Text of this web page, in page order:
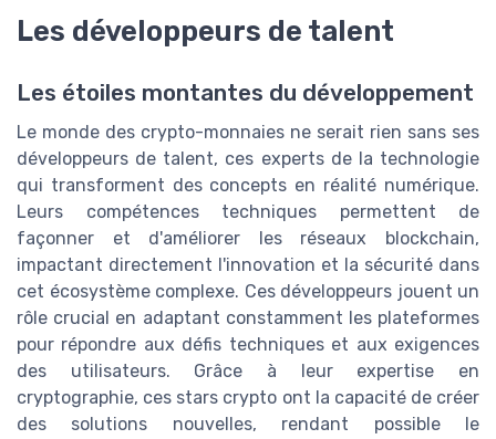
Les développeurs de talent
Les étoiles montantes du développement
Le monde des crypto-monnaies ne serait rien sans ses
développeurs de talent, ces experts de la technologie
qui transforment des concepts en réalité numérique.
Leurs compétences techniques permettent de
façonner et d'améliorer les réseaux blockchain,
impactant directement l'innovation et la sécurité dans
cet écosystème complexe. Ces développeurs jouent un
rôle crucial en adaptant constamment les plateformes
pour répondre aux défis techniques et aux exigences
des utilisateurs. Grâce à leur expertise en
cryptographie, ces stars crypto ont la capacité de créer
des solutions nouvelles, rendant possible le